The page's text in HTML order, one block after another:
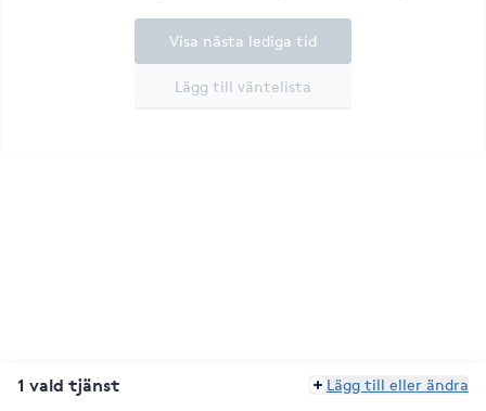
Lägg till väntelista
Visa nästa lediga tid
1 vald tjänst Lägg till eller ändra